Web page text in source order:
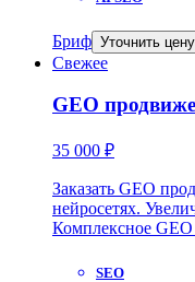
Бриф Уточнить цену
Свежее
GEO
35 000 ₽
Заказать GEO
нейросетях.
Комплексное
SEO